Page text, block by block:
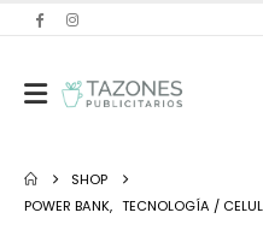
SHOP
POWER BANK, TECNOLOGÍA /